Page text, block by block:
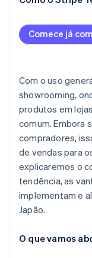
Bic Camera
Comece já
Com o uso
showrooming,
produtos em
comum. Embora
compradores,
de vendas para
explicaremos o
tendência, as
implementam e
Japão.
O que vamos